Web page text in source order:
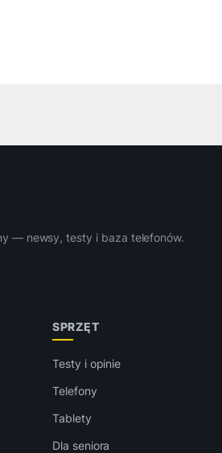
— newsy, testy i baza telefonów.
SPRZĘT
Testy i opinie
Telefony
Tablety
Dla seniora